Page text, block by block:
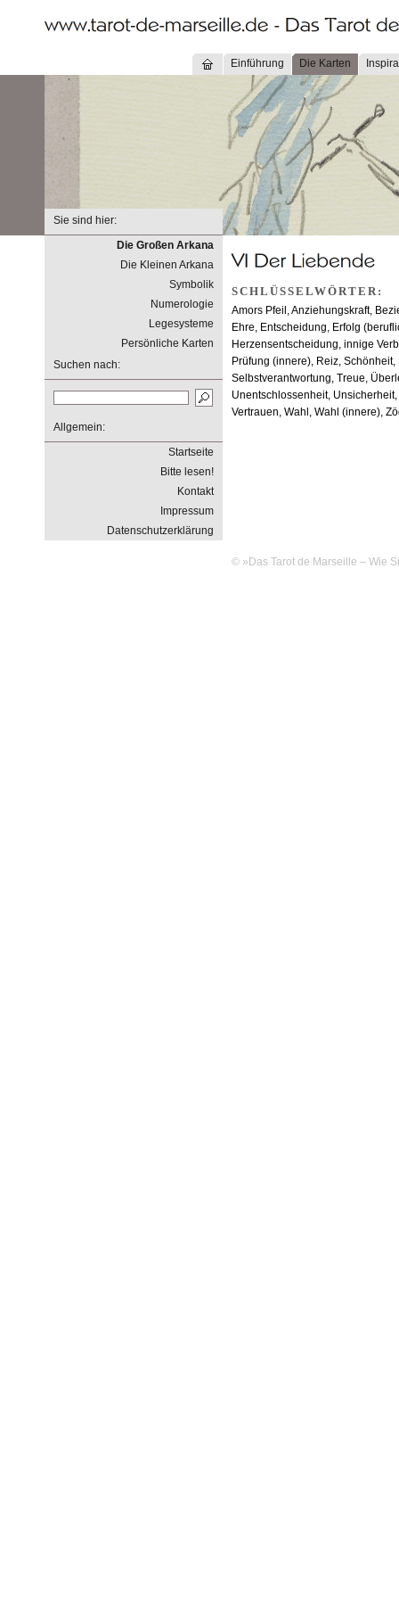
Einführung Die Karten
Sie sind hier:
Die Großen Arkana
Die Kleinen Arkana
Symbolik
Numerologie
Legesysteme
Persönliche Karten
Suchen nach:
Allgemein:
Startseite
Bitte lesen!
Kontakt
Impressum
Datenschutzerklärung
SCHLÜSSELWÖRTER:
Amors Pfeil, Anziehungskraft,
Ehre, Entscheidung, Erfolg
Herzensentscheidung, innige
Prüfung (innere), Reiz,
Selbstverantwortung, Treue,
Unentschlossenheit,
Vertrauen, Wahl, Wahl (innere),
© »Das Tarot de Marseille – Wie